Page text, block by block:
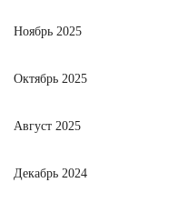
Ноябрь 2025
Октябрь 2025
Август 2025
Декабрь 2024